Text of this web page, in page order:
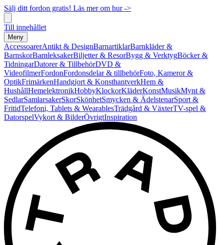
Sälj ditt fordon gratis! Läs mer om hur ->
Till innehållet
Meny
AccessoarerAntikt & DesignBarnartiklarBarnkläder &
BarnskorBarnleksakerBiljetter & ResorBygg & VerktygBöcker &
TidningarDatorer & TillbehörDVD &
VideofilmerFordonFordonsdelar & tillbehörFoto, Kameror &
OptikFrimärkenHandgjort & KonsthantverkHem &
HushållHemelektronikHobbyKlockorKläderKonstMusikMynt &
SedlarSamlarsakerSkorSkönhetSmycken & ÄdelstenarSport &
FritidTelefoni, Tablets & WearablesTrädgård & VäxterTV-spel &
DatorspelVykort & BilderÖvrigtInspiration